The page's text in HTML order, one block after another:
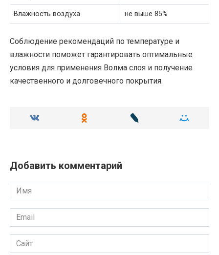
Влажность воздуха не выше 85%
Соблюдение рекомендаций по температуре и
влажности поможет гарантировать оптимальные
условия для применения Волма слоя и получение
качественного и долговечного покрытия.
Добавить комментарий
Имя
Email
Сайт